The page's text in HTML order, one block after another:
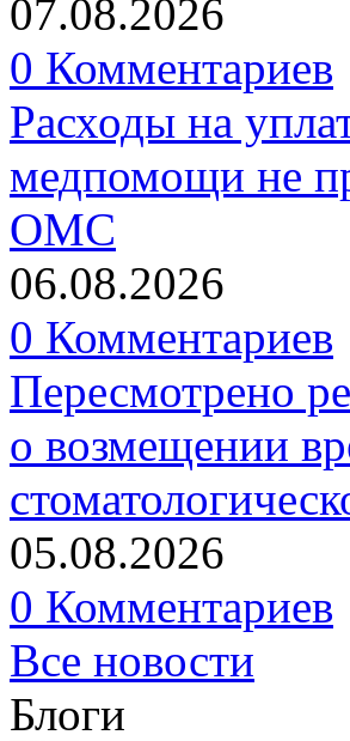
07.08.2026
0 Комментариев
Расходы на
медпомощи не
ОМС
06.08.2026
0 Комментариев
Пересмотрено
о возмещении
05.08.2026
0 Комментариев
Все новости
Блоги